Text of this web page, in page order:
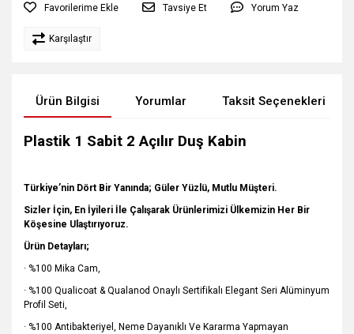
Tavsiye Et Yorum Yaz
Karşılaştır
Ürün Bilgisi Yorumlar Taksit Seçenekleri
Plastik 1 Sabit 2 Açılır Duş Kabin
Türkiye’nin Dört Bir Yanında; Güler Yüzlü, Mutlu Müşteri.
Sizler İçin, En İyileri İle Çalışarak Ürünlerimizi Ülkemizin Her Bir
Köşesine Ulaştırıyoruz.
Ürün Detayları;
· %100 Mika Cam,
· %100 Qualicoat & Qualanod Onaylı Sertifikalı Elegant Seri Alüminyum
Profil Seti,
· %100 Antibakteriyel, Neme Dayanıklı Ve Kararma Yapmayan